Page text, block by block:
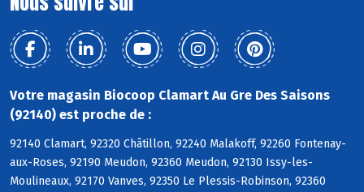
Votre magasin Biocoop Clamart Au Gre Des Saisons
(92140) est proche de :
92140 Clamart, 92320 Châtillon, 92240 Malakoff, 92260 Fontenay-
aux-Roses, 92190 Meudon, 92360 Meudon, 92130 Issy-les-
Moulineaux, 92170 Vanves, 92350 Le Plessis-Robinson, 92360